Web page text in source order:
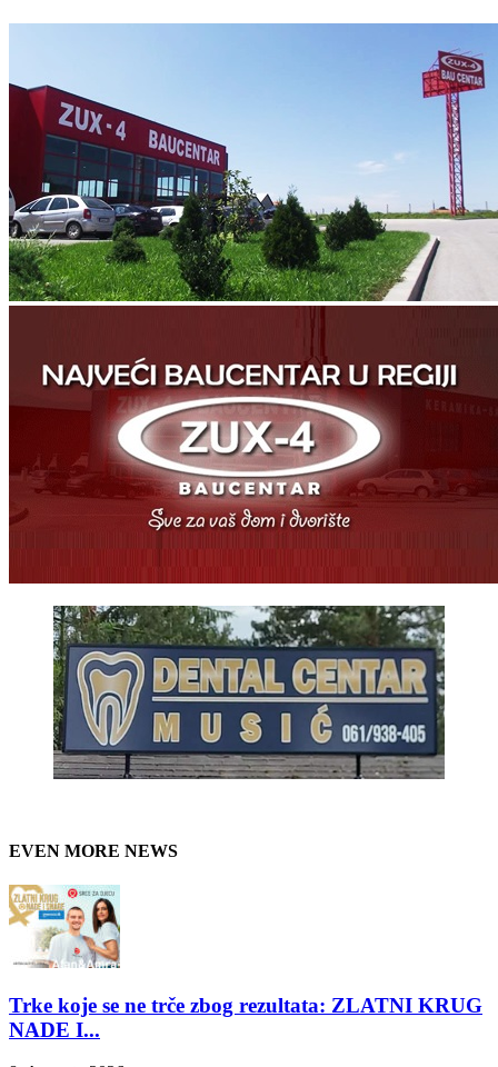
EVEN MORE NEWS
Trke koje se ne trče zbog rezultata: ZLATNI KRUG
NADE I...